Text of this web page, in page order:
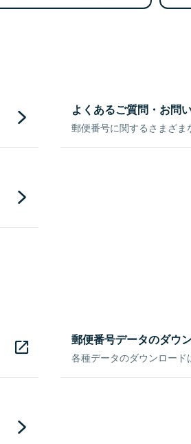
よくあるご質問・お問
郵便番号に関するさまざま
郵便番号データのダウ
各種データのダウンロード